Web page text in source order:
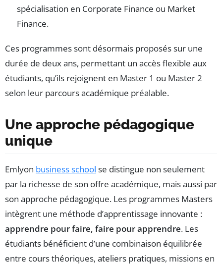
spécialisation en Corporate Finance ou Market
Finance.
Ces programmes sont désormais proposés sur une
durée de deux ans, permettant un accès flexible aux
étudiants, qu’ils rejoignent en Master 1 ou Master 2
selon leur parcours académique préalable.
Une approche pédagogique
unique
Emlyon business school se distingue non seulement
par la richesse de son offre académique, mais aussi par
son approche pédagogique. Les programmes Masters
intègrent une méthode d’apprentissage innovante :
apprendre pour faire, faire pour apprendre. Les
étudiants bénéficient d’une combinaison équilibrée
entre cours théoriques, ateliers pratiques, missions en